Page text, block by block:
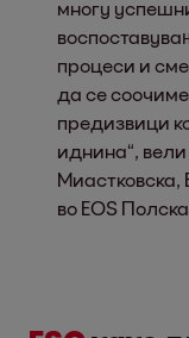
многу
процеси и
да се
предизвици
иднина“,
Миастковска,
во EOS Полска.